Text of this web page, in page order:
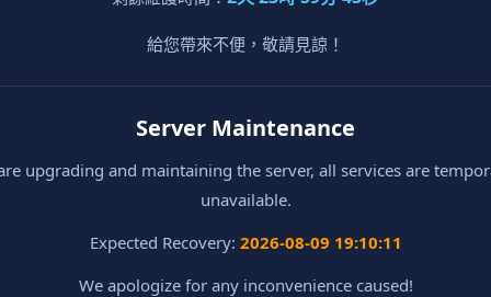
給您帶來不便，敬請見諒！
Server Maintenance
upgrading and maintaining the server, all services are
unavailable.
Expected Recovery: 2026-08-09 19:10:11
We apologize for any inconvenience caused!